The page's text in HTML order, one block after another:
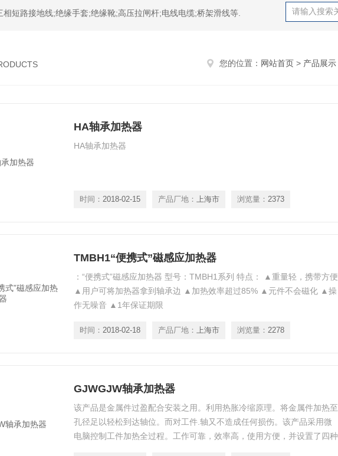
短路接地线;绝缘手套;绝缘靴;高压拉闸杆;电线电缆;桥架滑线等.
您的位置： 网站首页 > 产品展示
HA轴承加热器
HA轴承加热器
时间： 2018-02-15 产品厂地： 上海市 浏览量： 2373
TMBH1“便携式”磁感应加热器
：“便携式”磁感应加热器 型号：TMBH1系列 特点： ▲重量轻，携带方便
▲用户可将加热器拿到轴承边 ▲加热效率超过85% ▲元件不会磁化 ▲操
作无噪音 ▲1年保证期限
时间： 2018-02-18 产品厂地： 上海市 浏览量： 2278
GJWGJW轴承加热器
该产品是金属件过盈配合安装之用。利用热胀冷缩原理。将金属件加热至
孔径足以轻松到达轴位。而对工件.轴又不造成任何损伤。该产品采用微
电脑控制工件加热全过程。工作可靠，效率高，使用方便，并设置了四种